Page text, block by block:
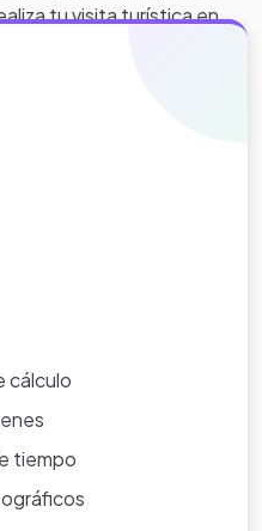
tu visita turística en
cálculo
tiempo